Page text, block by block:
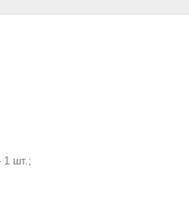
1 шт.;